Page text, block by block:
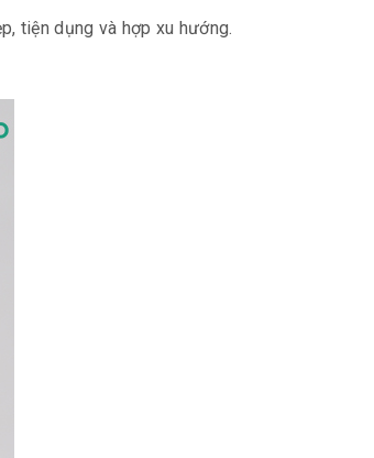
tiện dụng và hợp xu hướng.